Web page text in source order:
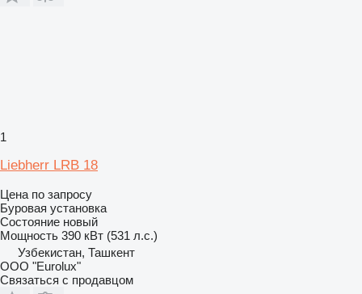
1
Liebherr LRB 18
Цена по запросу
Буровая установка
Состояние новый
Мощность 390 кВт (531 л.с.)
Узбекистан, Ташкент
ООО "Eurolux"
Связаться с продавцом